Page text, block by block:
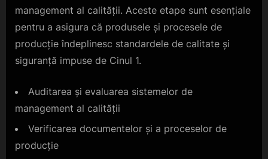
management al calității. Aceste etape sunt esențiale
pentru a asigura că produsele și procesele de
producție îndeplinesc standardele de calitate și
siguranță impuse de Cinul 1.
Auditarea și evaluarea sistemelor de
management al calității
Verificarea documentelor și a proceselor de
producție